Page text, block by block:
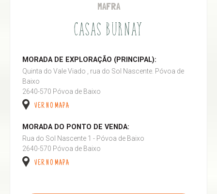
MAFRA
CASAS BURNAY
MORADA DE EXPLORAÇÃO (PRINCIPAL):
Quinta do Vale Viado , rua do Sol Nascente. Póvoa de
Baixo
2640-570 Póvoa de Baixo
VER NO MAPA
MORADA DO PONTO DE VENDA:
Rua do Sol Nascente 1 - Póvoa de Baixo
2640-570 Póvoa de Baixo
VER NO MAPA